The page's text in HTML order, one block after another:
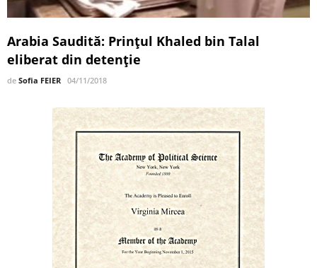
Arabia Saudită: Prințul Khaled bin Talal
eliberat din detenție
de Sofia FEIER 04/11/2018